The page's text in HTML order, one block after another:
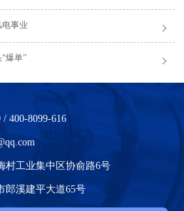
事业
爆单”
/ 400-8099-616
村工业集中区协俞路6号
郎溪建平大道65号